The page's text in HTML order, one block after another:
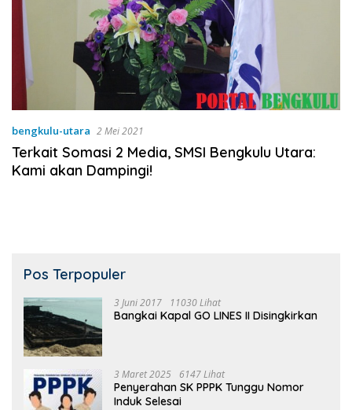
bengkulu-utara 2 Mei 2021
Terkait Somasi 2 Media, SMSI Bengkulu Utara:
Kami akan Dampingi!
Pos Terpopuler
3 Juni 2017 11030 Lihat
Bangkai Kapal GO LINES II Disingkirkan
3 Maret 2025 6147 Lihat
Penyerahan SK PPPK Tunggu Nomor
Induk Selesai